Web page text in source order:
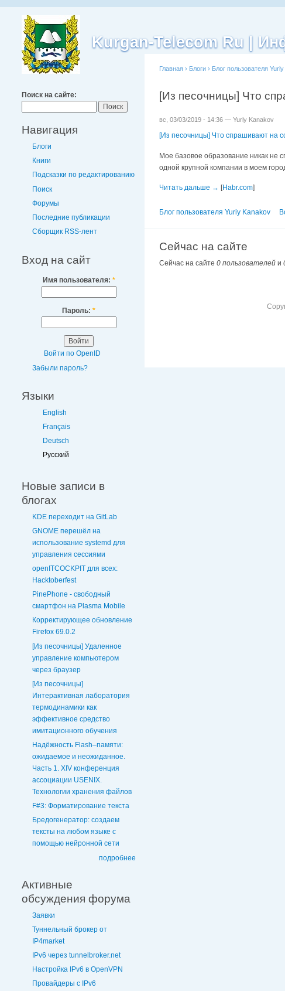
Kurgan-Telecom Ru |
Поиск на сайте:
Навигация
Блоги
Книги
Подсказки по редактированию
Поиск
Форумы
Последние публикации
Сборщик RSS-лент
Вход на сайт
Имя пользователя: *
Пароль: *
Войти по OpenID
Забыли пароль?
Языки
English
Français
Deutsch
Русский
Новые записи в
блогах
KDE переходит на GitLab
GNOME перешёл на
использование systemd для
управления сессиями
openITCOCKPIT для всех:
Hacktoberfest
PinePhone - свободный
смартфон на Plasma Mobile
Корректирующее обновление
Firefox 69.0.2
[Из песочницы] Удаленное
управление компьютером
через браузер
[Из песочницы]
Интерактивная лаборатория
термодинамики как
эффективное средство
имитационного обучения
Надёжность Flash–памяти:
ожидаемое и неожиданное.
Часть 1. XIV конференция
ассоциации USENIX.
Технологии хранения файлов
F#3: Форматирование текста
Бредогенератор: создаем
тексты на любом языке с
помощью нейронной сети
подробнее
Активные
обсуждения форума
Заявки
Туннельный брокер от
IP4market
IPv6 через tunnelbroker.net
Настройка IPv6 в OpenVPN
Провайдеры с IPv6
Главная › Блоги › Блог пользователя
[Из песочницы] Что
вс, 03/03/2019 - 14:36 — Yuriy Kanakov
[Из песочницы] Что спрашивают на
Мое базовое образование никак не
одной крупной компании в моем
Читать дальше → [Habr.com]
Блог пользователя Yuriy Kanakov
Сейчас на сайте
Сейчас на сайте 0 пользователей и